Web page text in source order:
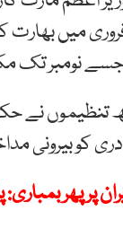
میں بھارت
نومبر تک
نے حکومت
کو بیرونی
پر پھر